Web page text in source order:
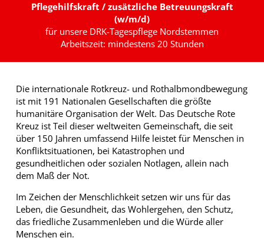
Pflegehilfskraft / zusätzliche Betreuungskraft
(w/m/d)
für unsere DRK-Tagespflege Nordstemmen
Arbeitszeit: mindestens 20 Stunden
Die internationale Rotkreuz- und Rothalbmondbewegung
ist mit 191 Nationalen Gesellschaften die größte
humanitäre Organisation der Welt. Das Deutsche Rote
Kreuz ist Teil dieser weltweiten Gemeinschaft, die seit
über 150 Jahren umfassend Hilfe leistet für Menschen in
Konfliktsituationen, bei Katastrophen und
gesundheitlichen oder sozialen Notlagen, allein nach
dem Maß der Not.
Im Zeichen der Menschlichkeit setzen wir uns für das
Leben, die Gesundheit, das Wohlergehen, den Schutz,
das friedliche Zusammenleben und die Würde aller
Menschen ein.